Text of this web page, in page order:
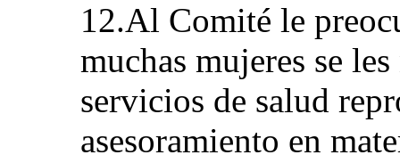
12.Al Comité le
muchas mujeres se
servicios de salud
asesoramiento en